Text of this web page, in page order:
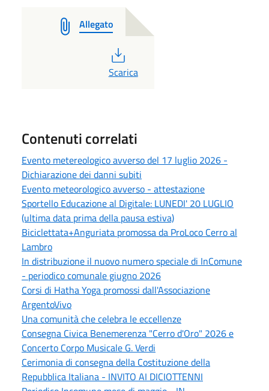
Allegato
PDF
Scarica
Contenuti correlati
Evento metereologico avverso del 17 luglio 2026 -
Dichiarazione dei danni subiti
Evento meteorologico avverso - attestazione
Sportello Educazione al Digitale: LUNEDI' 20 LUGLIO
(ultima data prima della pausa estiva)
Biciclettata+Anguriata promossa da ProLoco Cerro al
Lambro
In distribuzione il nuovo numero speciale di InComune
- periodico comunale giugno 2026
Corsi di Hatha Yoga promossi dall'Associazione
ArgentoVivo
Una comunità che celebra le eccellenze
Consegna Civica Benemerenza "Cerro d'Oro" 2026 e
Concerto Corpo Musicale G. Verdi
Cerimonia di consegna della Costituzione della
Repubblica Italiana - INVITO AI DICIOTTENNI